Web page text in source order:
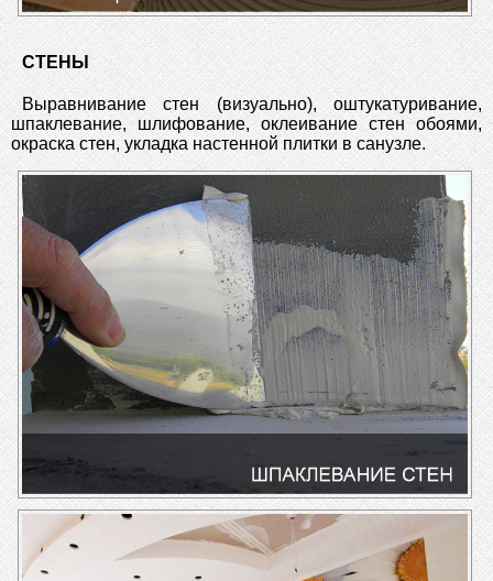
СТЕНЫ
Выравнивание стен (визуально), оштукатуривание,
шпаклевание, шлифование, оклеивание стен обоями,
окраска стен, укладка настенной плитки в санузле.